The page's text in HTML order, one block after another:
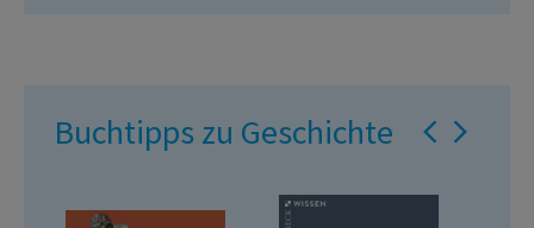
Buchtipps zu Geschichte